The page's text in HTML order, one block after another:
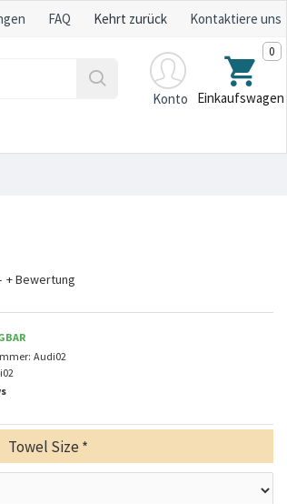
FAQ Kehrt zurück Kontaktiere uns
Konto
Einkaufswagen
0
+ Bewertung
Audi02
Towel Size